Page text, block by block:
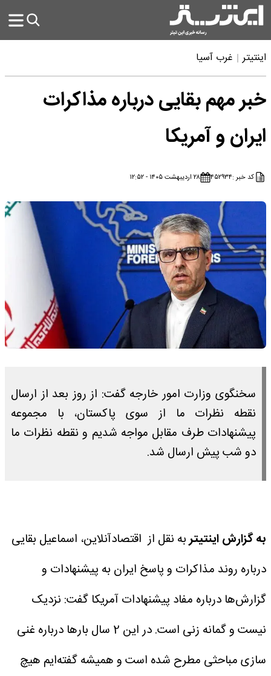
اینتیتر غرب آسیا
خبر مهم بقایی درباره مذاکرات
ایران و آمریکا
کد خبر :۴۵۲۹۳۴ ۲۸ اردیبهشت ۱۴۰۵ - ۱۲:۵۲
سخنگوی وزارت امور خارجه گفت: از روز بعد از ارسال
نقطه نظرات ما از سوی پاکستان، با مجموعه
پیشنهادات طرف مقابل مواجه شدیم و نقطه نظرات ما
دو شب پیش ارسال شد.
به گزارش اینتیتربه نقل از اقتصادآنلاین، اسماعیل بقایی
درباره روند مذاکرات و پاسخ ایران به پیشنهادات و
گزارش‌ها درباره مفاد پیشنهادات آمریکا گفت: نزدیک
نیست و گمانه زنی است. در این 2 سال بارها درباره غنی
سازی مباحثی مطرح شده است و همیشه گفته‌ایم هیچ